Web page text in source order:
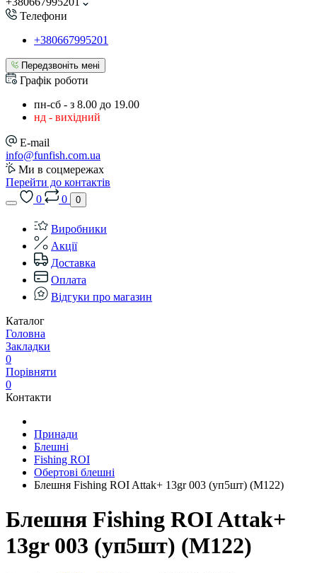
Телефони
+380667995201
Передзвоніть мені
Графік роботи
пн-сб - з 8.00 до 19.00
нд - вихідний
E-mail
info@funfish.com.ua
Ми в соцмережах
Перейти до контактів
0
0 0
Виробники
Акції
Доставка
Оплата
Відгуки про магазин
Каталог
Головна
Закладки
0
Порівняти
0
Контакти
Принади
Блешні
Fishing ROI
Обертові блешні
Блешня Fishing ROI Attak+ 13gr 003 (уп5шт) (M122)
Блешня Fishing ROI Attak+
13gr 003 (уп5шт) (M122)